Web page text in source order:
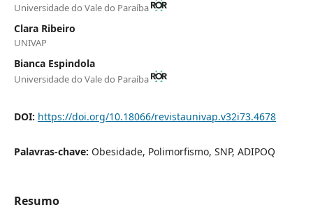
Universidade do Vale do Paraíba
Clara Ribeiro
UNIVAP
Bianca Espindola
Universidade do Vale do Paraíba
DOI: https://doi.org/10.18066/revistaunivap.v32i73.4678
Palavras-chave: Obesidade, Polimorfismo, SNP, ADIPOQ
Resumo